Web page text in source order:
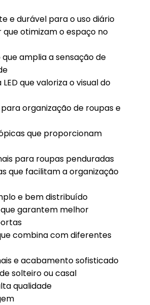
e durável para o uso diário
otimizam o espaço no
amplia a sensação de
que valoriza o visual do
organização de roupas e
que proporcionam
para roupas penduradas
que facilitam a organização
e bem distribuído
que garantem melhor
combina com diferentes
e acabamento sofisticado
solteiro ou casal
qualidade